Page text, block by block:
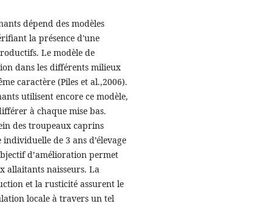
dépend des modèles
la présence d'une
Le modèle de
dans les différents milieux
caractère (Piles et al.,2006).
utilisent encore ce modèle,
à chaque mise bas.
des troupeaux caprins
de 3 ans d’élevage
d’amélioration permet
allaitants naisseurs. La
et la rusticité assurent le
locale à travers un tel